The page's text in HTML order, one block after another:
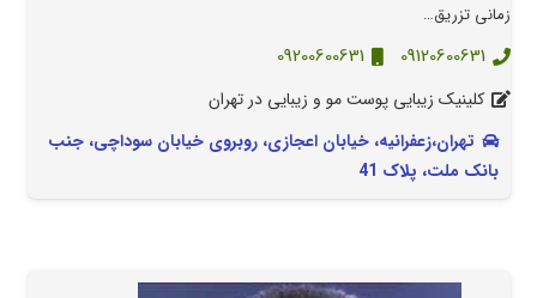
زمانی تزریق…
09120600631
09200600631
کلینیک زیبایی پوست مو و زیبایی در تهران
تهران،زعفرانیه، خیابان اعجازی، روبروی خیابان سوداچی، جنب
بانک ملت، پلاک 41